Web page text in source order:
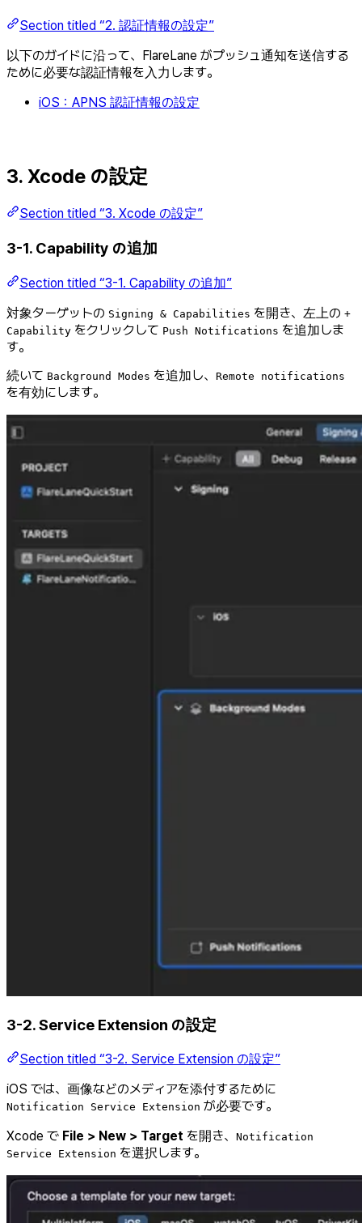
Section titled “2. 認証情報の設定”
以下のガイドに沿って、FlareLane がプッシュ通知を送信する
ために必要な認証情報を入力します。
iOS：APNS 認証情報の設定
3. Xcode の設定
Section titled “3. Xcode の設定”
3-1. Capability の追加
Section titled “3-1. Capability の追加”
対象ターゲットの Signing & Capabilities を開き、左上の +
Capability をクリックして Push Notifications を追加しま
す。
続いて Background Modes を追加し、 Remote notifications
を有効にします。
3-2. Service Extension の設定
Section titled “3-2. Service Extension の設定”
iOS では、画像などのメディアを添付するために
Notification Service Extension が必要です。
Xcode で File > New > Target を開き、
Notification
Service Extension を選択します。